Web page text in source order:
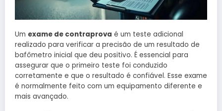
Um exame de contraprova é um teste adicional
realizado para verificar a precisão de um resultado de
bafômetro inicial que deu positivo. É essencial para
assegurar que o primeiro teste foi conduzido
corretamente e que o resultado é confiável. Esse exame
é normalmente feito com um equipamento diferente e
mais avançado.